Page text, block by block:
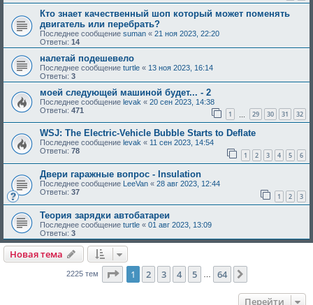
Кто знает качественный шоп который может поменять
двигатель или перебрать?
Последнее сообщение suman « 21 ноя 2023, 22:20
Ответы: 14
налетай подешевело
Последнее сообщение turtle « 13 ноя 2023, 16:14
Ответы: 3
моей следующей машиной будет... - 2
Последнее сообщение levak « 20 сен 2023, 14:38
Ответы: 471 1 29 30 31 32
WSJ: The Electric-Vehicle Bubble Starts to Deflate
Последнее сообщение levak « 11 сен 2023, 14:54
Ответы: 78 1 2 3 4 5 6
Двери гаражные вопрос - Insulation
Последнее сообщение LeeVan « 28 авг 2023, 12:44
Ответы: 37 1 2 3
Теория зарядки автобатареи
Последнее сообщение turtle « 01 авг 2023, 13:09
Ответы: 3
Новая тема
2225 тем Страница из 64
1 2 3 4 5 64
Перейти